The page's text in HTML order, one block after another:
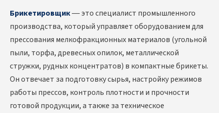
Брикетировщик— это специалист промышленного
производства, который управляет оборудованием для
прессования мелкофракционных материалов (угольной
пыли, торфа, древесных опилок, металлической
стружки, рудных концентратов) в компактные брикеты.
Он отвечает за подготовку сырья, настройку режимов
работы прессов, контроль плотности и прочности
готовой продукции, а также за техническое